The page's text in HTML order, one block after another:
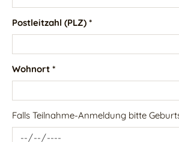
Postleitzahl (PLZ) *
Wohnort *
Falls Teilnahme-Anmeldung bitte